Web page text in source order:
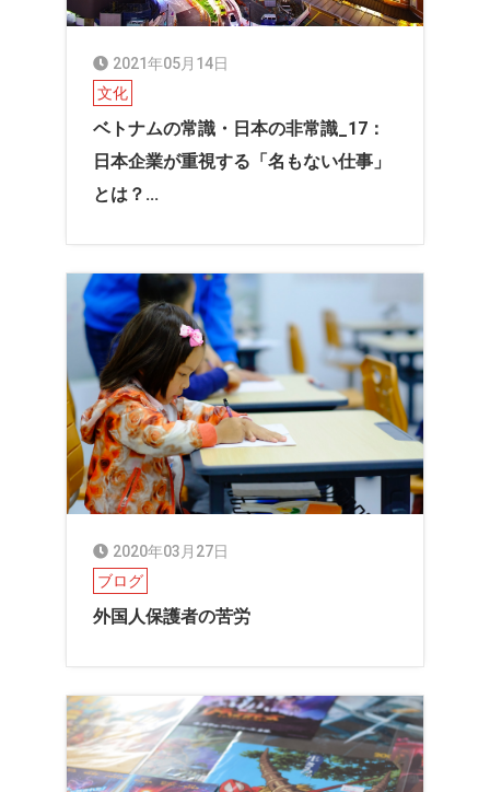
2021年05月14日
文化
ベトナムの常識・日本の非常識_17：
日本企業が重視する「名もない仕事」
とは？...
2020年03月27日
ブログ
外国人保護者の苦労